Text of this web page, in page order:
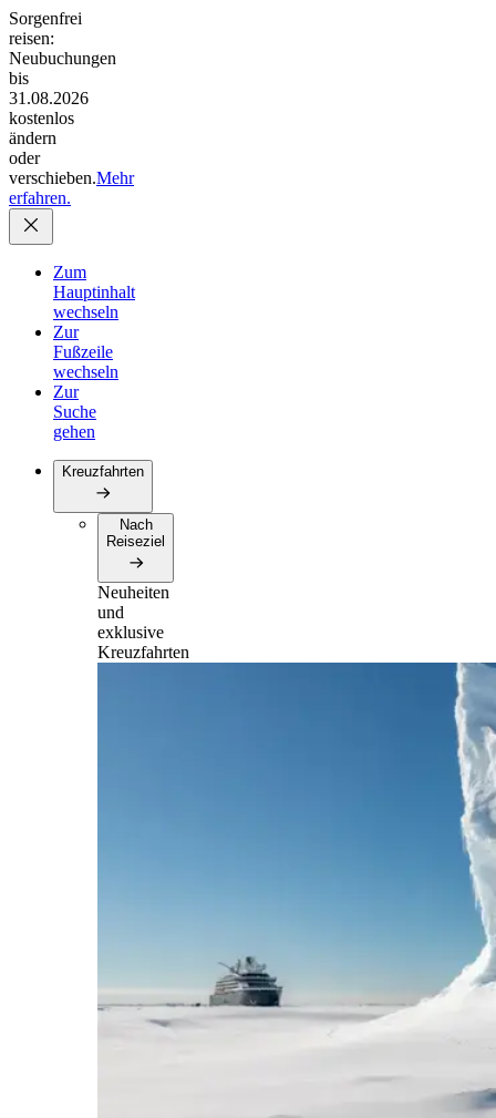
Sorgenfrei
reisen:
Neubuchungen
bis
31.08.2026
kostenlos
ändern
oder
verschieben.Mehr
erfahren.
Zum
Hauptinhalt
wechseln
Zur
Fußzeile
wechseln
Zur
Suche
gehen
Kreuzfahrten
Nach
Reiseziel
Neuheiten
und
exklusive
Kreuzfahrten